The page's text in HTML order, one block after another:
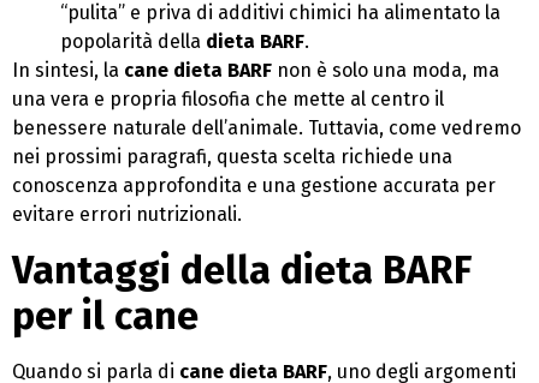
“pulita” e priva di additivi chimici ha alimentato la
popolarità della dieta BARF.
In sintesi, la cane dieta BARF non è solo una moda, ma
una vera e propria filosofia che mette al centro il
benessere naturale dell’animale. Tuttavia, come vedremo
nei prossimi paragrafi, questa scelta richiede una
conoscenza approfondita e una gestione accurata per
evitare errori nutrizionali.
Vantaggi della dieta BARF
per il cane
Quando si parla di cane dieta BARF, uno degli argomenti